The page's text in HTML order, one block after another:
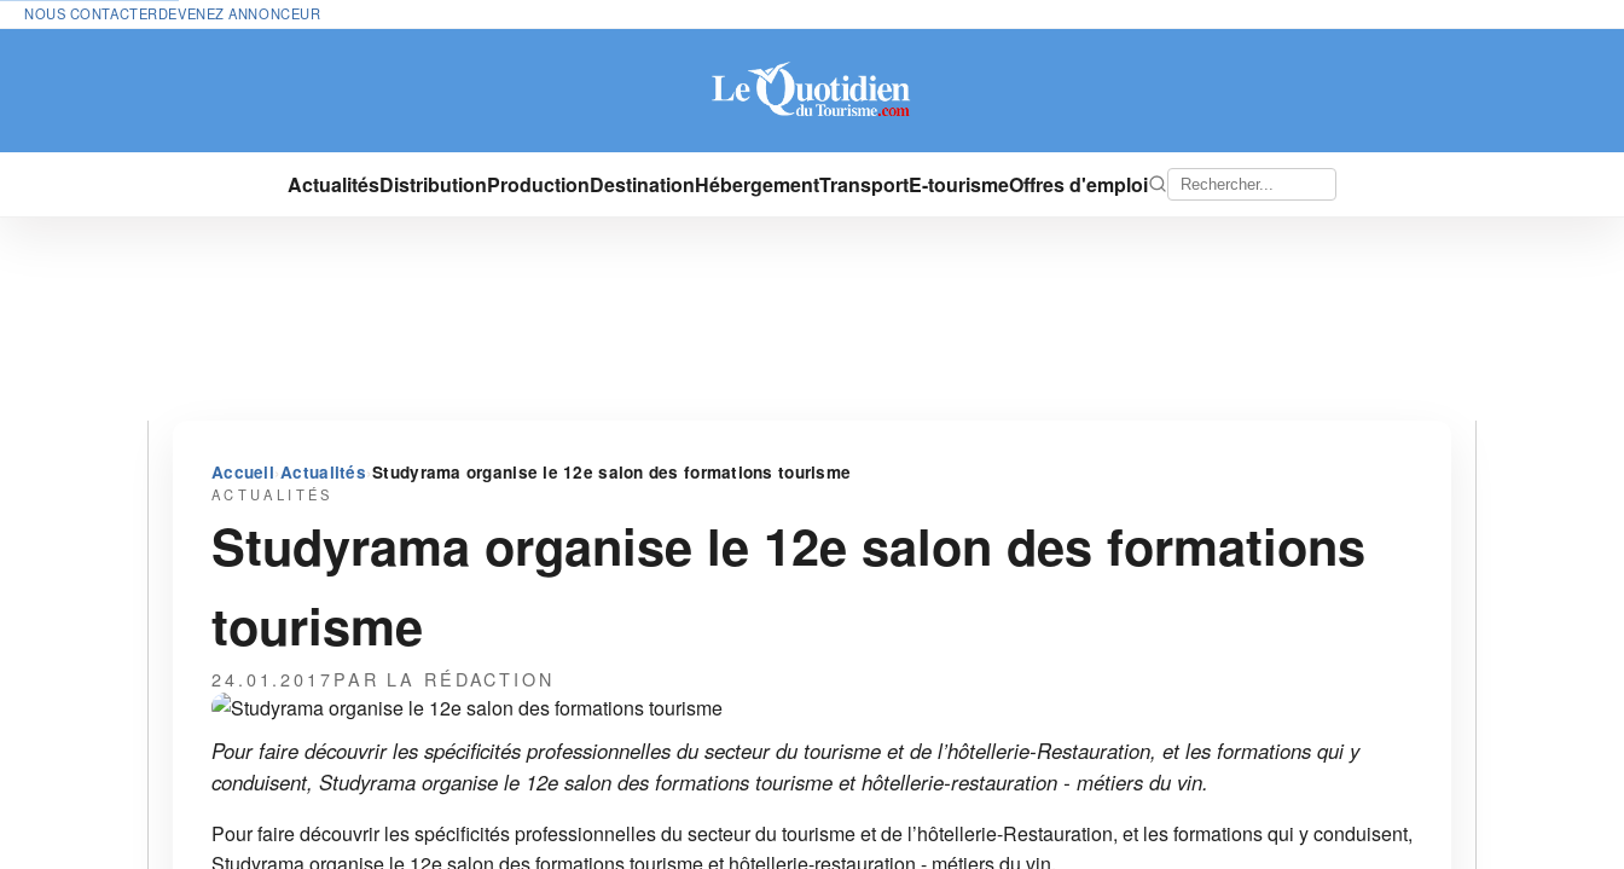
NOUS CONTACTERDEVENEZ ANNONCEUR
ActualitésDistributionProductionDestinationHébergementTransportE-tourismeOffres d'emploi
Accueil›Actualités›Studyrama organise le 12e salon des formations tourisme
ACTUALITÉS
Studyrama organise le 12e salon des formations
tourisme
24.01.2017PAR LA RÉDACTION
Pour faire découvrir les spécificités professionnelles du secteur du tourisme et de l’hôtellerie-Restauration, et les formations qui y
conduisent, Studyrama organise le 12e salon des formations tourisme et hôtellerie-restauration - métiers du vin.
Pour faire découvrir les spécificités professionnelles du secteur du tourisme et de l’hôtellerie-Restauration, et les formations qui y conduisent,
Studyrama organise le 12e salon des formations tourisme et hôtellerie-restauration - métiers du vin.